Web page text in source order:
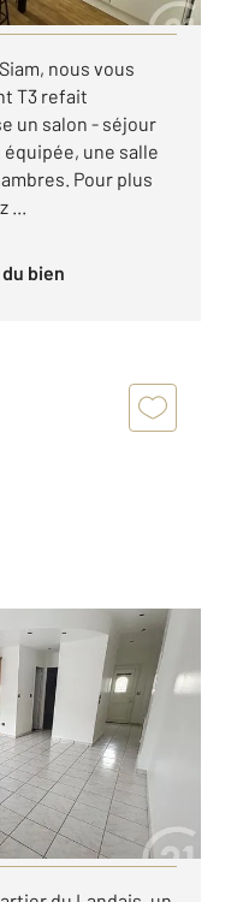
nous vous
T3 refait
un salon - séjour
une salle
Pour plus
...
du bien